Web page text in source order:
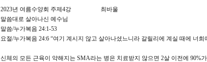
2023년 여름수양회 주제4강 최바울
말씀대로 살아나신 예수님
말씀/누가복음 24:1-53
요절/누가복음 24:6 “여기 계시지 않고 살아나셨느니라 갈릴리에 계실 때에 너
신체의 모든 근육이 약해지는 SMA라는 병은 치료받지 않으면 2살 이전에 90%